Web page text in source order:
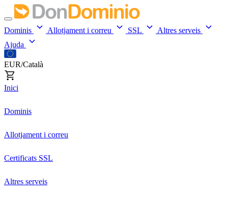
Dominis Allotjament i correu SSL
Altres serveis
Ajuda
EUR/Català
Inici
Dominis
Allotjament i correu
Certificats SSL
Altres serveis